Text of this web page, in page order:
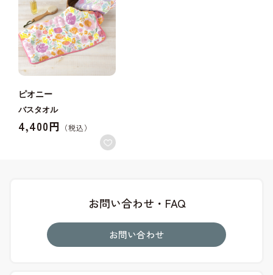
ピオニー
バスタオル
4,400円
お問い合わせ・FAQ
お問い合わせ